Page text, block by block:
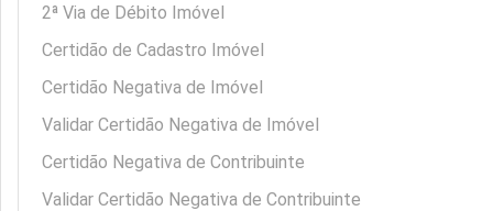
2ª Via de Débito Imóvel
Certidão de Cadastro Imóvel
Certidão Negativa de Imóvel
Validar Certidão Negativa de Imóvel
Certidão Negativa de Contribuinte
Validar Certidão Negativa de Contribuinte